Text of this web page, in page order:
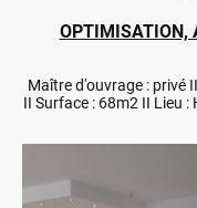
OPTIMISATION,
Maître d'ouvrage : privé
II Surface : 68m2 II Lieu :